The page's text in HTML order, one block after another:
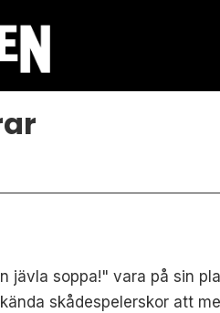
soppa!" vara på sin
skådespelerskor att